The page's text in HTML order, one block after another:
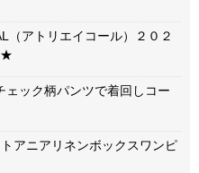
（アトリエイコール）２０２
★
ェック柄パンツで着回しコー
アニアリネンボックスワンピ